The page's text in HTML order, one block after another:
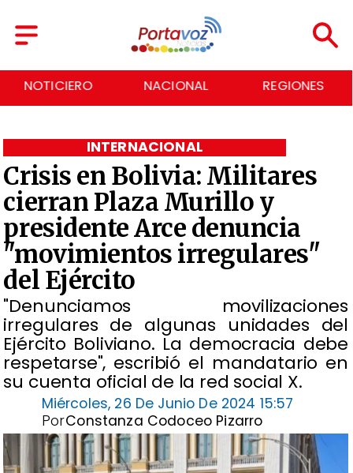
NACIONAL REGIONES ECONOMÍA
Crisis en Bolivia: Militares
cierran Plaza Murillo y
presidente Arce denuncia
"movimientos irregulares"
del Ejército
"Denunciamos movilizaciones
irregulares de algunas unidades del
Ejército Boliviano. La democracia debe
respetarse", escribió el mandatario en
su cuenta oficial de la red social X.
INTERNACIONAL
Miércoles, 26 De Junio De 2024 15:57
Constanza Codoceo Pizarro
Por